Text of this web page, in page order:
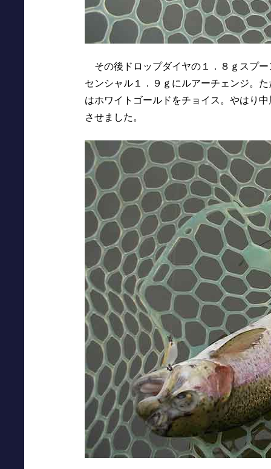
その後ドロップダイヤの１．８ｇスプ
センシャル１．９ｇにルアーチェンジ。
はホワイトゴールドをチョイス。やはり
させました。